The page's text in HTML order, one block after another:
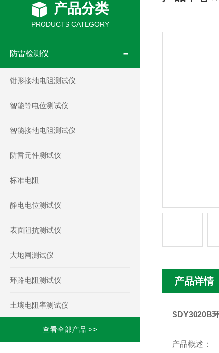
产品分类
PRODUCTS CATEGORY
防雷检测仪
钳形接地电阻测试仪
智能等电位测试仪
智能接地电阻测试仪
防雷元件测试仪
标准电阻
静电电位测试仪
表面阻抗测试仪
大地网测试仪
环路电阻测试仪
土壤电阻率测试仪
查看全部产品 >>
产品详情
SDY3020B
产品概述：